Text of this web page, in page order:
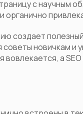
с научным
органично
создает
новичкам и
а